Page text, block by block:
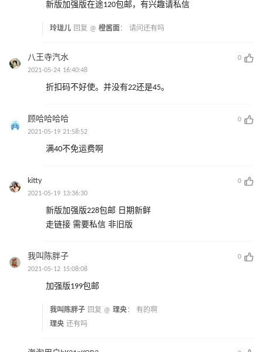
新版加强版在途120包邮，有兴趣请私信
玲珑儿 回复 @ 橙酱面 ： 请问还有吗
八王寺汽水
0
2021-05-24 16:40:48
折扣码不好使。并没有22还是45。
顾哈哈哈哈
0
2021-05-19 21:58:52
满40不免运费啊
kitty
0
2021-05-19 13:36:30
新版加强版228包邮 日期新鲜
走链接 需要私信 非旧版
我叫陈胖子
0
2021-05-12 15:08:08
加强版199包邮
我叫陈胖子 回复 @ 理央： 有的啊
理央 还有吗